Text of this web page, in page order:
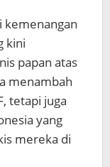
kemenangan
kini
papan atas
menambah
tetapi juga
yang
mereka di